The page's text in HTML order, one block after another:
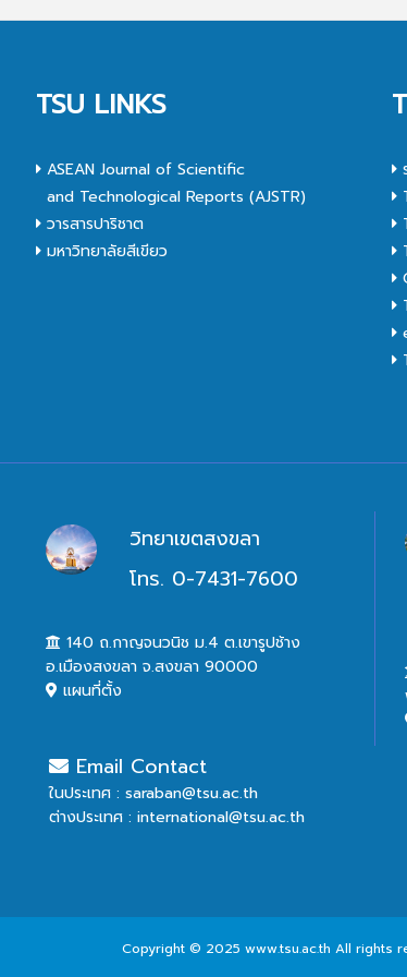
TSU LINKS
ASEAN Journal of Scientific
and Technological Reports (AJSTR)
วารสารปาริชาต
มหาวิทยาลัยสีเขียว
วิทยาเขตสงขลา
โทร. 0-7431-7600
140 ถ.กาญจนวนิช ม.4 ต.เขารูปช้าง
อ.เมืองสงขลา จ.สงขลา 90000
แผนที่ตั้ง
Email Contact
ในประเทศ : saraban@tsu.ac.th
ต่างประเทศ : international@tsu.ac.th
Copyright © 2025 www.tsu.ac.th All rights